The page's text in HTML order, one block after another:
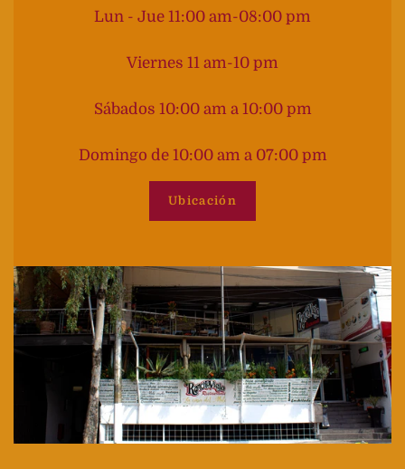
Lun - Jue 11:00 am-08:00 pm
Viernes 11 am-10 pm
Sábados 10:00 am a 10:00 pm
Domingo de 10:00 am a 07:00 pm
Ubicación